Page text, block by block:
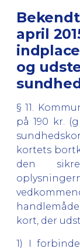
april
og
§ 11.
på 190 kr.
kortets
den
kort, der
1) I